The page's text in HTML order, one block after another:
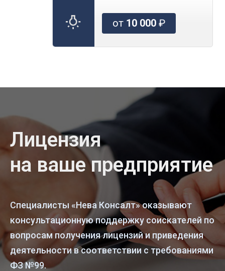
от 10 000₽
Лицензия
на ваше предприятие
Специалисты «Нева Консалт» оказывают
консультационную поддержку соискателей по
вопросам получения лицензий и приведения
деятельности в соответствии с требованиями
ФЗ №99.